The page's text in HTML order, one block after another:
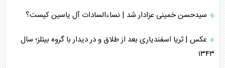
سیدحسن خمینی عزادار شد | نساءالسادات آل یاسین کیست؟
عکس | ثریا اسفندیاری بعد از طلاق و در دیدار با گروه بیتلز؛ سال
۱۳۴۳